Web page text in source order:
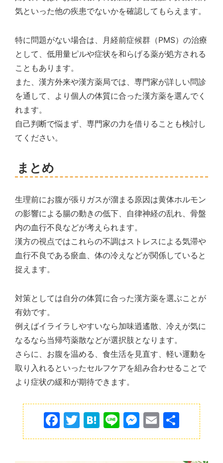
気といった他の疾患でないかを確認してもらえます。
特に問題がない場合は、月経前症候群（PMS）の治療
として、低用量ピルや症状を和らげる薬が処方される
こともあります。
また、漢方外来や漢方薬局では、専門家が詳しい問診
を通して、より個人の体質に合った漢方薬を選んでく
れます。
自己判断で悩まず、専門家の力を借りることも検討し
てください。
まとめ
生理前にお腹が張りガスが溜まる原因は黄体ホルモン
の影響による腸の動きの低下、自律神経の乱れ、骨盤
内の血行不良などが考えられます。
漢方の視点ではこれらの不調はストレスによる気滞や
血行不良である瘀血、体の冷えなどが関係していると
捉えます。
対策としては自分の体質に合った漢方薬を選ぶことが
有効です。
例えばイライラしやすいなら加味逍遙散、冷えが気に
なるなら当帰芍薬散などが選択肢となります。
さらに、お腹を温める、食生活を見直す、軽い運動を
取り入れるといったセルフケアを組み合わせることで
より症状の緩和が期待できます。
F
a
T
w
H
at
Li
n
M
e
E
m 有